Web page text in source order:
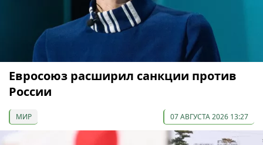
Евросоюз расширил санкции против
России
МИР 07 АВГУСТА 2026 13:27